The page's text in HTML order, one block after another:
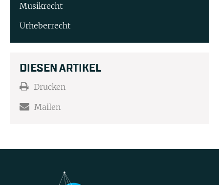
Musikrecht
Urheberrecht
DIESEN ARTIKEL
Drucken
Mailen